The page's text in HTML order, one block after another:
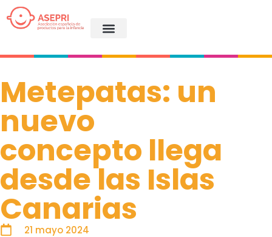
Metepatas: un
nuevo
concepto llega
desde las Islas
Canarias
21 mayo 2024